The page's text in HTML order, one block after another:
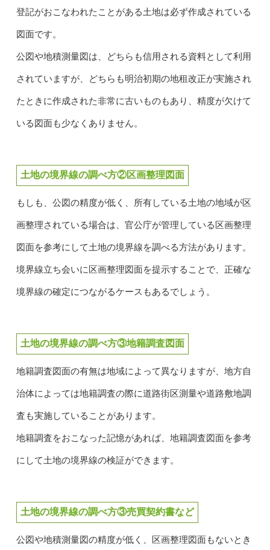
登記がおこなわれたことがある土地は必ず作成されている
図面です。
公図や地積測量図は、どちらも信用される資料として利用
されていますが、どちらも明治初期の地租改正が実施され
たときに作成された非常に古いものもあり、精度が欠けて
いる図面も少なくありません。
土地の境界線の調べ方②区画整理図面
もしも、公図の精度が低く、所有している土地の地域が区
画整理されている場合は、官公庁が管理している区画整理
図面を参考にして土地の境界線を調べる方法があります。
境界線立ち会いに区画整理図面を提示することで、正確な
境界線の確定につながるケースもあるでしょう。
土地の境界線の調べ方③地籍調査図面
地籍調査図面の有無は地域によって異なりますが、地方自
治体によっては地籍調査の際に道路街区測量や道路敷地調
査も実施していることがあります。
地籍調査をおこなった記憶があれば、地籍調査図面を参考
にして土地の境界線の検証ができます。
土地の境界線の調べ方③売買契約書など
公図や地積測量図の精度が低く、区画整理図面もないとき